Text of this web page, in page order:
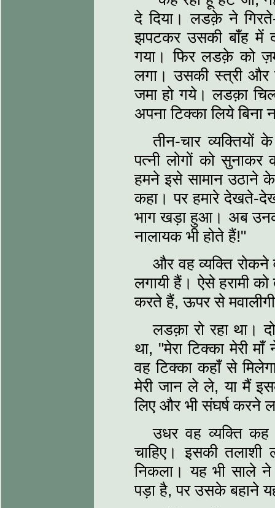
दे दिया। लडक़े ने
झपटकर उसकी बाँह में
गया। फिर लडक़े को
लगा। उसकी स्त्री
जमा हो गये। लडक़ा
अपना टिक्का लिये
तीन-चार
पत्नी लोगों को
हमने इसे सामान उठाने
कहा। पर हमारे देखते-
भाग खड़ा हुआ। अब
नालायक भी होते हैं!"
और वह व्यक्ति रोकने
लगायी हैं। ऐसे हरामी
करते हैं, ऊपर से
लडक़ा रो रहा था।
था, "मेरा टिक्का मेरी
वह टिक्का कहाँ से
मेरी जान ले ले, या मैं
लिए और भी संघर्ष करने
उधर वह व्यक्ति
चाहिए। इसकी
निकला। यह भी साले ने
पड़ा है, पर उसके बहाने